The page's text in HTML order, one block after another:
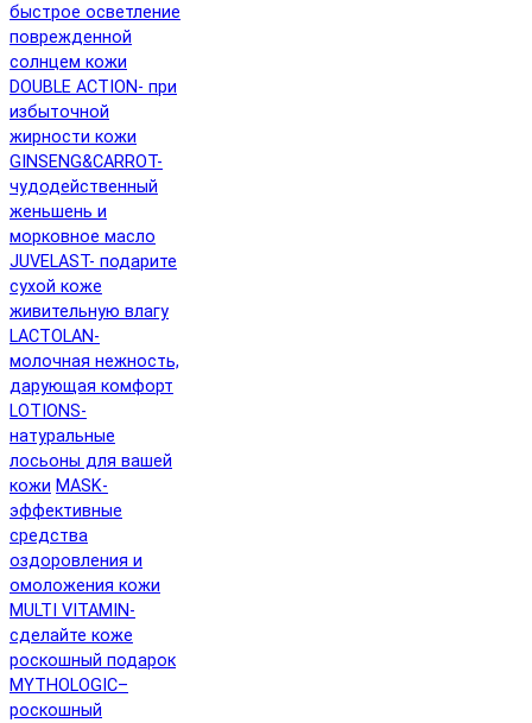
быстрое осветление
поврежденной
солнцем кожи
DOUBLE ACTION- при
избыточной
жирности кожи
GINSENG&CARROT-
чудодейственный
женьшень и
морковное масло
JUVELAST- подарите
сухой коже
живительную влагу
LACTOLAN-
молочная нежность,
дарующая комфорт
LOTIONS-
натуральные
лосьоны для вашей
кожи MASK-
эффективные
средства
оздоровления и
омоложения кожи
MULTI VITAMIN-
сделайте коже
роскошный подарок
MYTHOLOGIC–
роскошный